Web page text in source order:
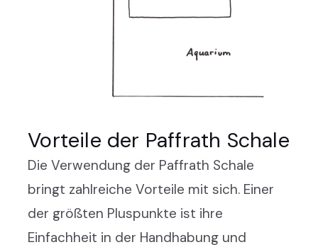
Vorteile der Paffrath Schale
Die Verwendung der Paffrath Schale
bringt zahlreiche Vorteile mit sich. Einer
der größten Pluspunkte ist ihre
Einfachheit in der Handhabung und